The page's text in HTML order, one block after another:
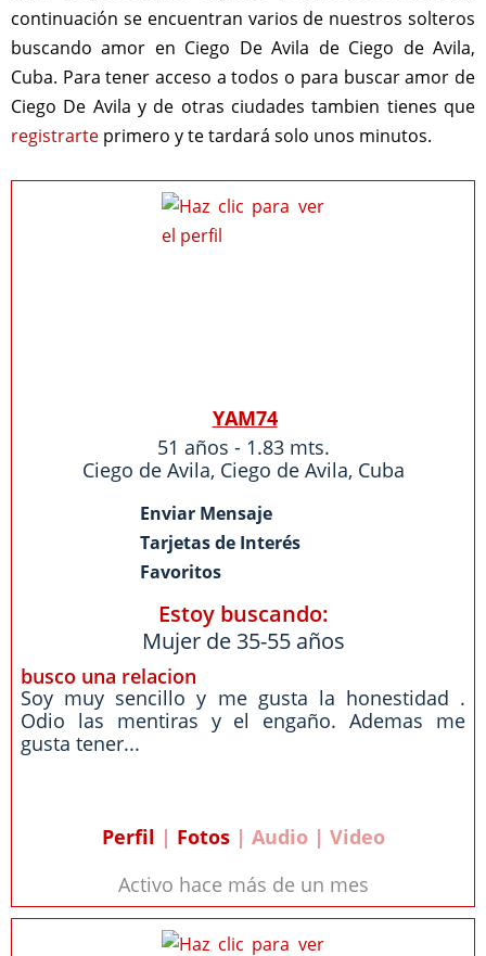
continuación se encuentran varios de nuestros solteros
buscando amor en Ciego De Avila de Ciego de Avila,
Cuba. Para tener acceso a todos o para buscar amor de
Ciego De Avila y de otras ciudades tambien tienes que
registrarte primero y te tardará solo unos minutos.
YAM74
51 años - 1.83 mts.
Ciego de Avila, Ciego de Avila, Cuba
Enviar Mensaje
Tarjetas de Interés
Favoritos
Estoy buscando:
Mujer de 35-55 años
busco una relacion
Soy muy sencillo y me gusta la honestidad .
Odio las mentiras y el engaño. Ademas me
gusta tener...
Perfil | Fotos| Audio | Video
Activo hace más de un mes